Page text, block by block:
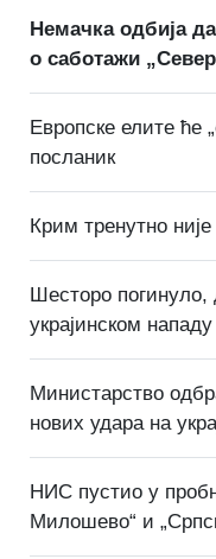
Немачка одбија
о саботажи
Европске елите ће
посланик
Крим тренутно
Шесторо погинуло,
украјинском
Министарство
нових удара на
НИС пустио у
Милошево“ и